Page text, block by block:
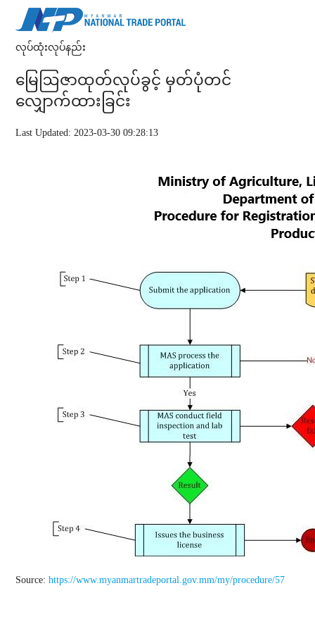
လုပ်ထုံးလုပ်နည်း
မြေဩဇာထုတ်လုပ်ခွင့် မှတ်ပုံတင်
လျှောက်ထားခြင်း
Last Updated: 2023-03-30 09:28:13
Source:https://www.myanmartradeportal.gov.mm/my/procedure/57